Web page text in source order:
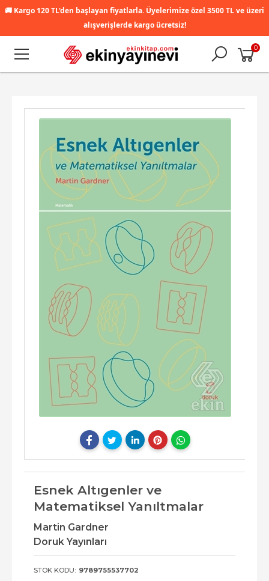
🚚 Kargo 120 TL'den başlayan fiyatlarla. Üyelerimize özel 3500 TL ve üzeri
alışverişlerde kargo ücretsiz!
0
Esnek Altıgenler ve
Matematiksel Yanıltmalar
Martin Gardner
Doruk Yayınları
STOK KODU: 9789755537702